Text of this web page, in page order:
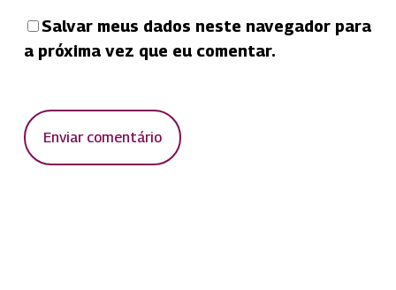
Salvar meus dados neste navegador para
a próxima vez que eu comentar.